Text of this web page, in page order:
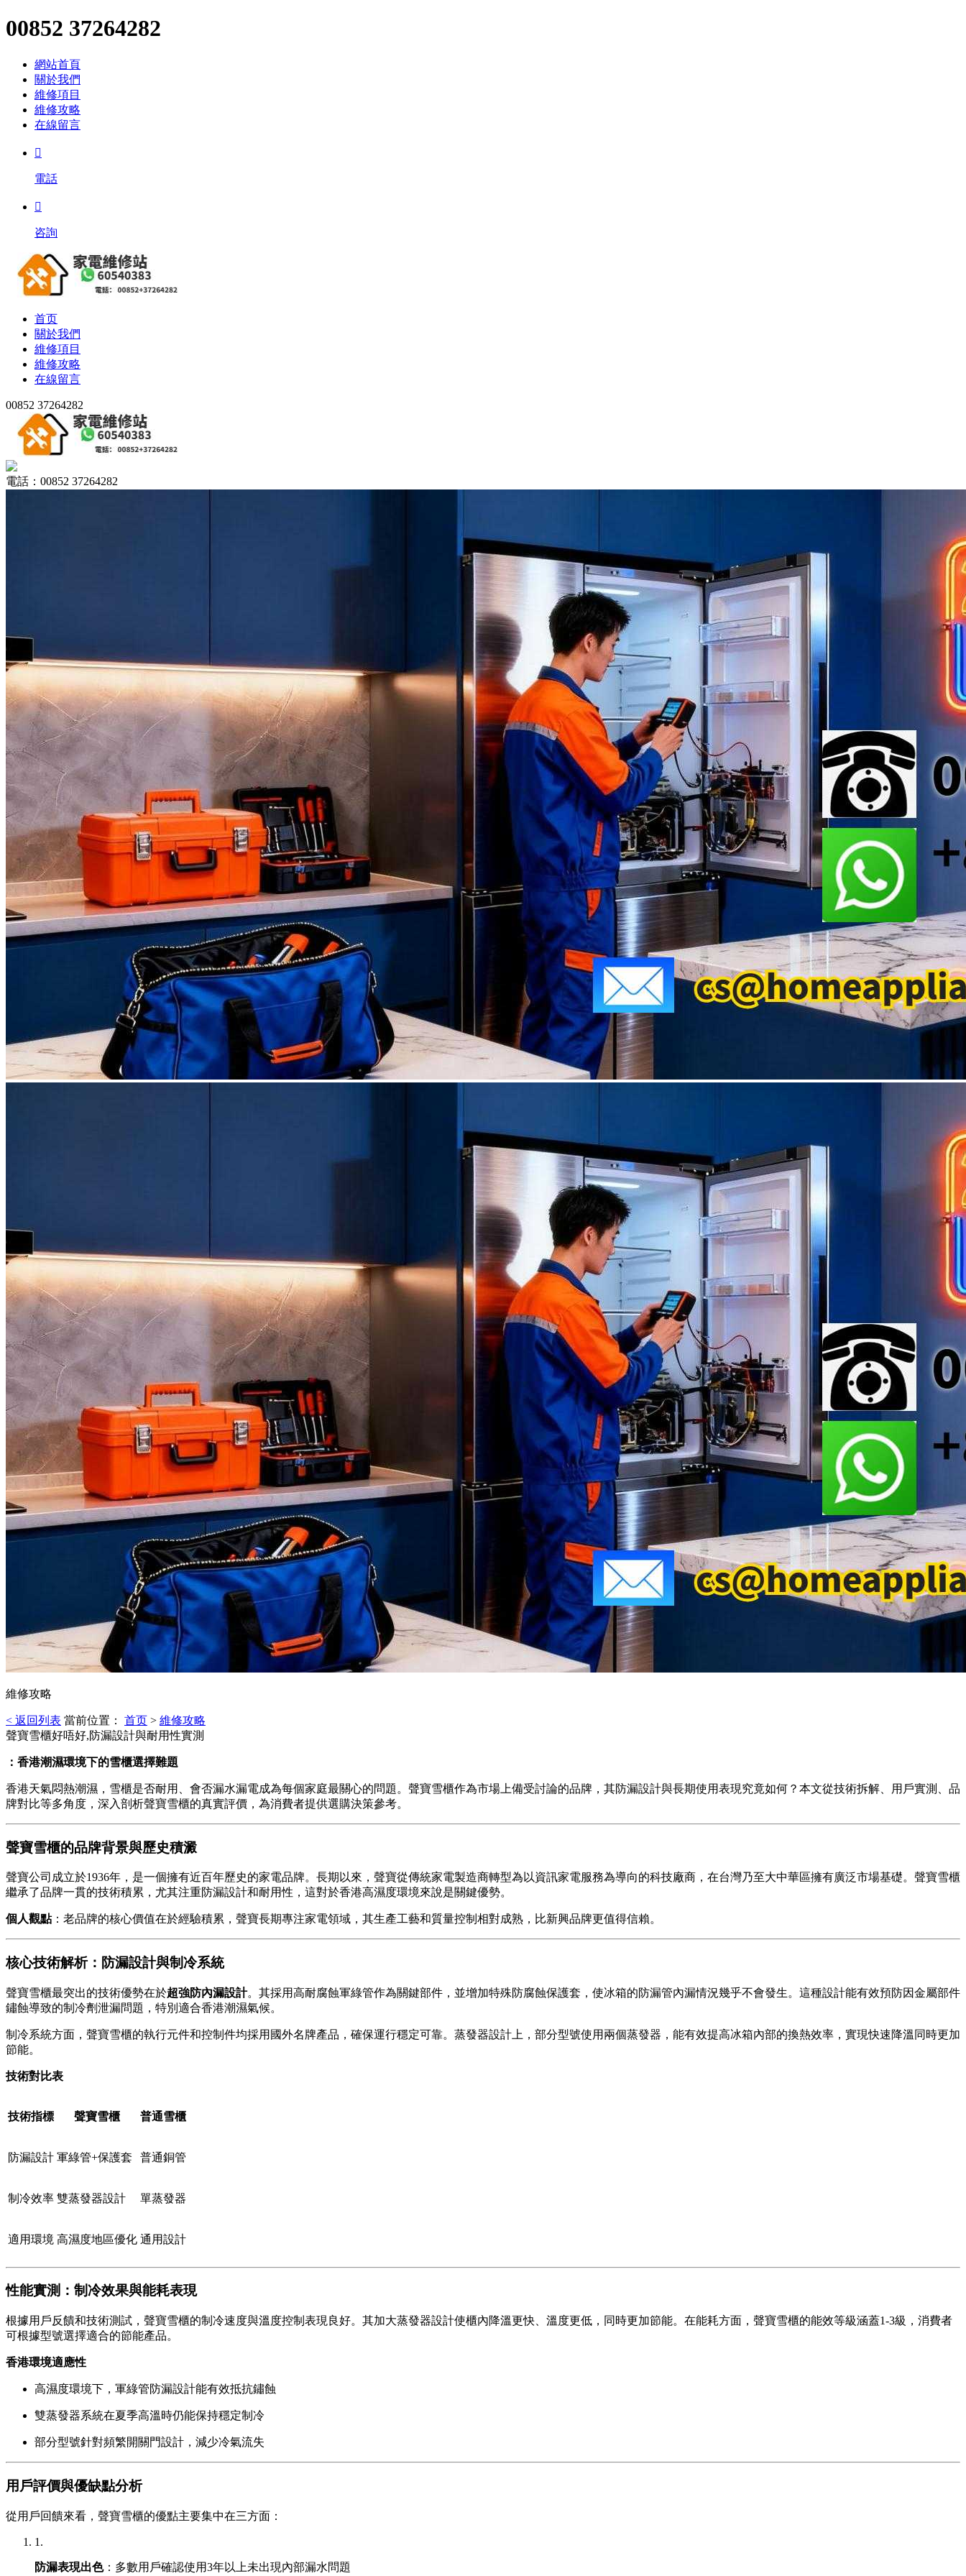
00852 37264282
網站首頁
關於我們
維修項目
維修攻略
在線留言

電話

咨詢
首页
關於我們
維修項目
維修攻略
在線留言
00852 37264282
電話：00852 37264282
維修攻略
< 返回列表 當前位置： 首页 > 維修攻略
聲寶雪櫃好唔好,防漏設計與耐用性實測
：香港潮濕環境下的雪櫃選擇難題
香港天氣悶熱潮濕，雪櫃是否耐用、會否漏水漏電成為每個家庭最關心的問題。聲寶雪櫃作為市場上備受討論的品牌，其防漏設計與長期使用表現究竟如何？本文從技術拆解、用戶實測、品
牌對比等多角度，深入剖析聲寶雪櫃的真實評價，為消費者提供選購決策參考。
聲寶雪櫃的品牌背景與歷史積澱
聲寶公司成立於1936年，是一個擁有近百年歷史的家電品牌。長期以來，聲寶從傳統家電製造商轉型為以資訊家電服務為導向的科技廠商，在台灣乃至大中華區擁有廣泛市場基礎。聲寶雪櫃
繼承了品牌一貫的技術積累，尤其注重防漏設計和耐用性，這對於香港高濕度環境來說是關鍵優勢。
個人觀點：老品牌的核心價值在於經驗積累，聲寶長期專注家電領域，其生產工藝和質量控制相對成熟，比新興品牌更值得信賴。
核心技術解析：防漏設計與制冷系統
聲寶雪櫃最突出的技術優勢在於超強防內漏設計。其採用高耐腐蝕軍綠管作為關鍵部件，並增加特殊防腐蝕保護套，使冰箱的防漏管內漏情況幾乎不會發生。這種設計能有效預防因金屬部件
鏽蝕導致的制冷劑泄漏問題，特別適合香港潮濕氣候。
制冷系統方面，聲寶雪櫃的執行元件和控制件均採用國外名牌產品，確保運行穩定可靠。蒸發器設計上，部分型號使用兩個蒸發器，能有效提高冰箱內部的換熱效率，實現快速降溫同時更加
節能。
技術對比表
技術指標 聲寶雪櫃 普通雪櫃
防漏設計 軍綠管+保護套 普通銅管
制冷效率 雙蒸發器設計 單蒸發器
適用環境 高濕度地區優化 通用設計
性能實測：制冷效果與能耗表現
根據用戶反饋和技術測試，聲寶雪櫃的制冷速度與溫度控制表現良好。其加大蒸發器設計使櫃內降溫更快、溫度更低，同時更加節能。在能耗方面，聲寶雪櫃的能效等級涵蓋1-3級，消費者
可根據型號選擇適合的節能產品。
香港環境適應性
高濕度環境下，軍綠管防漏設計能有效抵抗鏽蝕
雙蒸發器系統在夏季高溫時仍能保持穩定制冷
部分型號針對頻繁開關門設計，減少冷氣流失
用戶評價與優缺點分析
從用戶回饋來看，聲寶雪櫃的優點主要集中在三方面：
1.
防漏表現出色：多數用戶確認使用3年以上未出現內部漏水問題